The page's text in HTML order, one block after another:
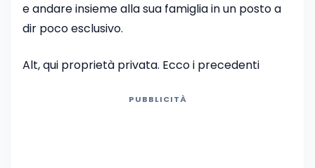
e andare insieme alla sua famiglia in un posto a
dir poco esclusivo.
Alt, qui proprietà privata. Ecco i precedenti
PUBBLICITÀ